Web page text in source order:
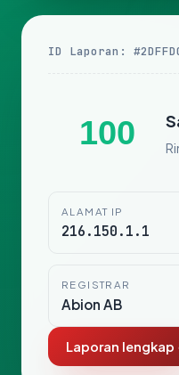
ID Laporan:
100
ALAMAT IP
216.150.1.1
REGISTRAR
Abion AB
Laporan lengkap